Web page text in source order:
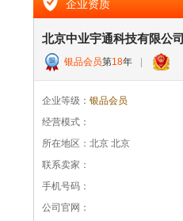
企业资质
北京中业宇通科技有限公司
银品会员第18年
企业等级： 银品会员
经营模式：
所在地区：北京 北京
联系卖家：
手机号码：
公司官网：